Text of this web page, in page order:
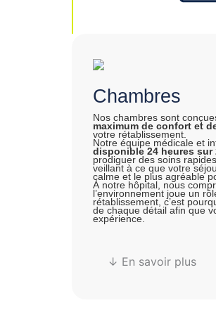
Chambres
Nos chambres sont
maximum de confort et
votre rétablissement.
Notre équipe médicale et
disponible 24 heures sur
prodiguer des soins
veillant à ce que votre
calme et le plus agréable
À notre hôpital, nous
l’environnement joue un
rétablissement, c’est
de chaque détail afin que
expérience.
↓ En savoir plus